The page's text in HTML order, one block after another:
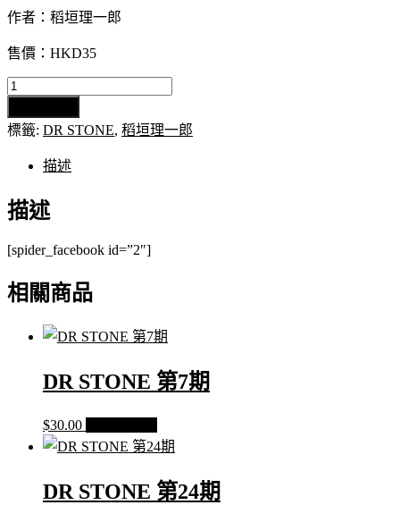
作者：稻垣理一郎
售價：HKD35
DR
STONE
第
20
量
標籤: DR STONE, 稻垣理一郎
描述
描述
[spider_facebook id=”2″]
相關商品
DR STONE 第7期
$30.00
DR STONE 第24期